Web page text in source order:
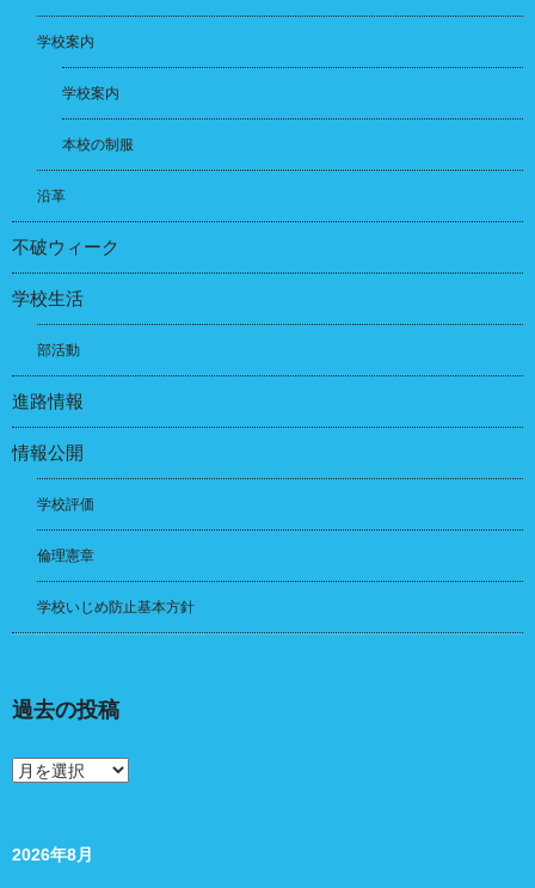
学校案内
学校案内
本校の制服
沿革
不破ウィーク
学校生活
部活動
進路情報
情報公開
学校評価
倫理憲章
学校いじめ防止基本方針
過去の投稿
過
去
稿
2026年8月